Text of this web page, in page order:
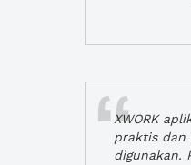
XWORK
praktis dan
digunakan.